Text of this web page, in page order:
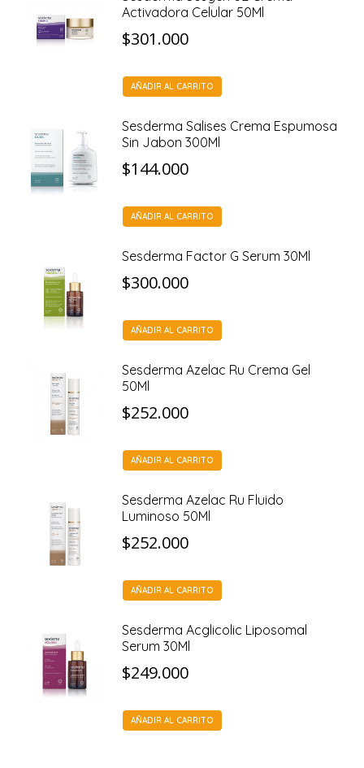
Activadora Celular 50Ml
$301.000
AÑADIR AL CARRITO
Sesderma Salises Crema Espumosa
Sin Jabon 300Ml
$144.000
AÑADIR AL CARRITO
Sesderma Factor G Serum 30Ml
$300.000
AÑADIR AL CARRITO
Sesderma Azelac Ru Crema Gel
50Ml
$252.000
AÑADIR AL CARRITO
Sesderma Azelac Ru Fluido
Luminoso 50Ml
$252.000
AÑADIR AL CARRITO
Sesderma Acglicolic Liposomal
Serum 30Ml
$249.000
AÑADIR AL CARRITO